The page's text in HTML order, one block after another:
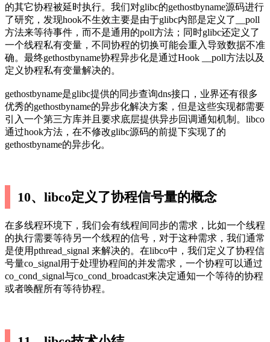
的其它协程被延时执行。我们对glibc的gethostbyname源码进行
了研究，发现hook不生效主要是由于glibc内部是定义了__poll
方法来等待事件，而不是通用的poll方法；同时glibc还定义了
一个线程私有变量，不同协程的切换可能会重入导致数据不准
确。最终gethostbyname协程异步化是通过Hook __poll方法以及
定义协程私有变量解决的。
gethostbyname是glibc提供的同步查询dns接口，业界还有很多
优秀的gethostbyname的异步化解决方案，但是这些实现都需要
引入一个第三方库并且要求底层提供异步回调通知机制。libco
通过hook方法，在不修改glibc源码的前提下实现了的
gethostbyname的异步化。
10、libco定义了协程信号量的概念
在多线程环境下，我们会有线程间同步的需求，比如一个线程
的执行需要等待另一个线程的信号，对于这种需求，我们通常
是使用pthread_signal 来解决的。在libco中，我们定义了协程信
号量co_signal用于处理协程间的并发需求，一个协程可以通过
co_cond_signal与co_cond_broadcast来决定通知一个等待的协程
或者唤醒所有等待协程。